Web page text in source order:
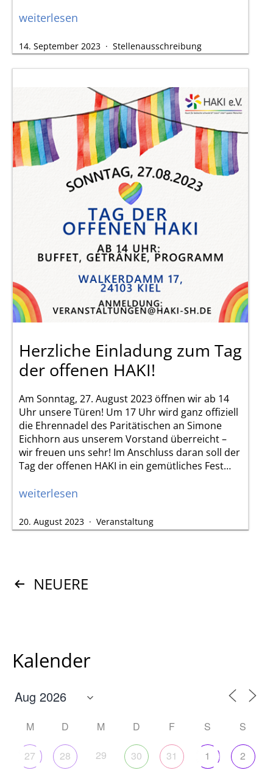
Stellenausschreibung
Selbsthilfe
weiterlesen
Veröffentlicht
14. September 2023
Kategorisiert
Stellenausschreibung
Herzliche Einladung zum Tag
der offenen HAKI!
Am Sonntag, 27. August 2023 öffnen wir ab 14
Uhr unsere Türen! Um 17 Uhr wird ganz offiziell
die Ehrennadel des Paritätischen an Simone
Eichhorn aus unserem Vorstand überreicht –
wir freuen uns sehr! Im Anschluss daran soll der
Tag der offenen HAKI in ein gemütliches Fest…
Herzliche
zum
offenen HAKI!
weiterlesen
Veröffentlicht
am
20. August 2023
Kategorisiert
als
Veranstaltung
Seitennummerierung
NEUERE
Kalender
M D M D F S S
27 28 29 30 31 1 2